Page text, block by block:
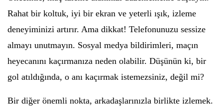
Rahat bir koltuk, iyi bir ekran ve yeterli ışık, izleme
deneyiminizi artırır. Ama dikkat! Telefonunuzu sessize
almayı unutmayın. Sosyal medya bildirimleri, maçın
heyecanını kaçırmanıza neden olabilir. Düşünün ki, bir
gol atıldığında, o anı kaçırmak istemezsiniz, değil mi?
Bir diğer önemli nokta, arkadaşlarınızla birlikte izlemek.